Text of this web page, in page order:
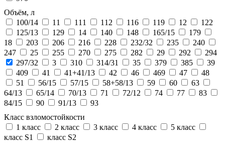
Объём, л
100/14
11 111 112 116 119 12
122
125/13
129 14 140 148 165/15
179
18
203 206 216 228 232/32 235
240
247
25 255 270 275 282 29 292
294
297/32
3 310 314/31 35 379 385
39
409
41 41+41/13 42 46 469 47
48
51
56/15 57/15 58+58/13 59 60
63
64/13
65/14 70/13 71 72/12 74 77
83
84/15
90 91/13
93
Класс взломостойкости
1 класс
2 класс 3 класс 4 класс
5 класс
класс S1
класс S2